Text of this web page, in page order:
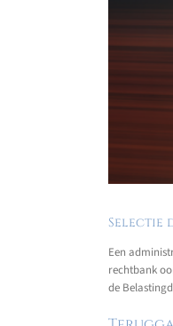
Selectie
Een
rechtbank
de